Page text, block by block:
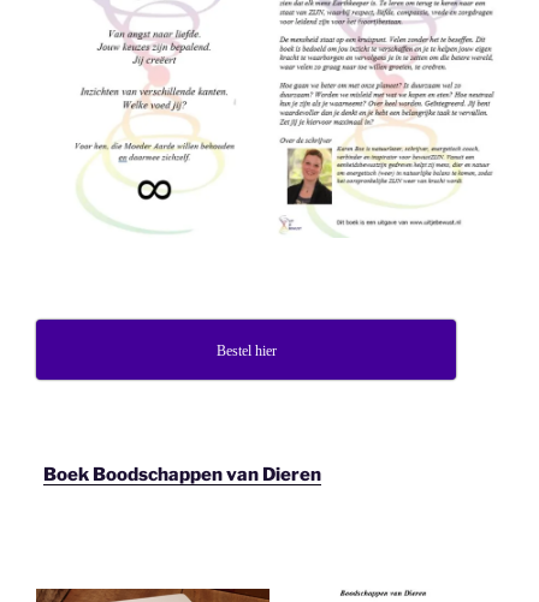
Bestel hier
Boek Boodschappen van Dieren